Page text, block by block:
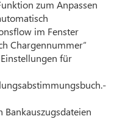
zum Anpassen
im Fenster
Chargennummer“
für